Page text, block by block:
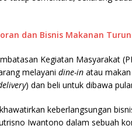
dan Bisnis Makanan Turun
Kegiatan Masyarakat
melayani dine-in atau
) dan beli untuk dibawa
keberlangsungan
Iwantono dalam sebuah